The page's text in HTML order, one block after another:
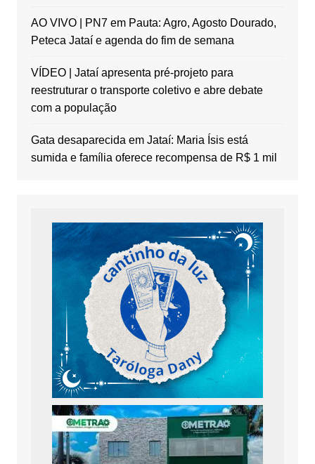
AO VIVO | PN7 em Pauta: Agro, Agosto Dourado,
Peteca Jataí e agenda do fim de semana
VÍDEO | Jataí apresenta pré-projeto para
reestruturar o transporte coletivo e abre debate
com a população
Gata desaparecida em Jataí: Maria Ísis está
sumida e família oferece recompensa de R$ 1 mil